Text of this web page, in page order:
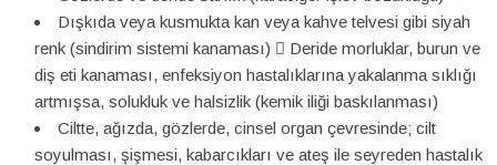
Dışkıda veya kusmukta kan veya kahve telvesi gibi siyah
renk (sindirim sistemi kanaması)  Deride morluklar, burun ve
diş eti kanaması, enfeksiyon hastalıklarına yakalanma sıklığı
artmışsa, solukluk ve halsizlik (kemik iliği baskılanması)
Ciltte, ağızda, gözlerde, cinsel organ çevresinde; cilt
soyulması, şişmesi, kabarcıkları ve ateş ile seyreden hastalık